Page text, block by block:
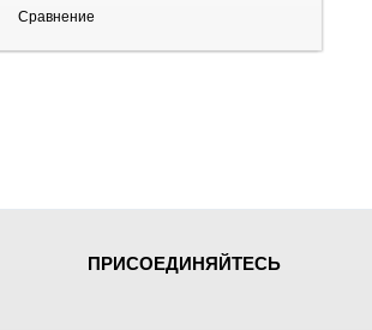
Сравнение
ПРИСОЕДИНЯЙТЕСЬ